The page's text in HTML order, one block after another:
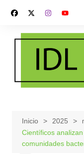
contenido
Inicio 2025
Científicos
comunidades